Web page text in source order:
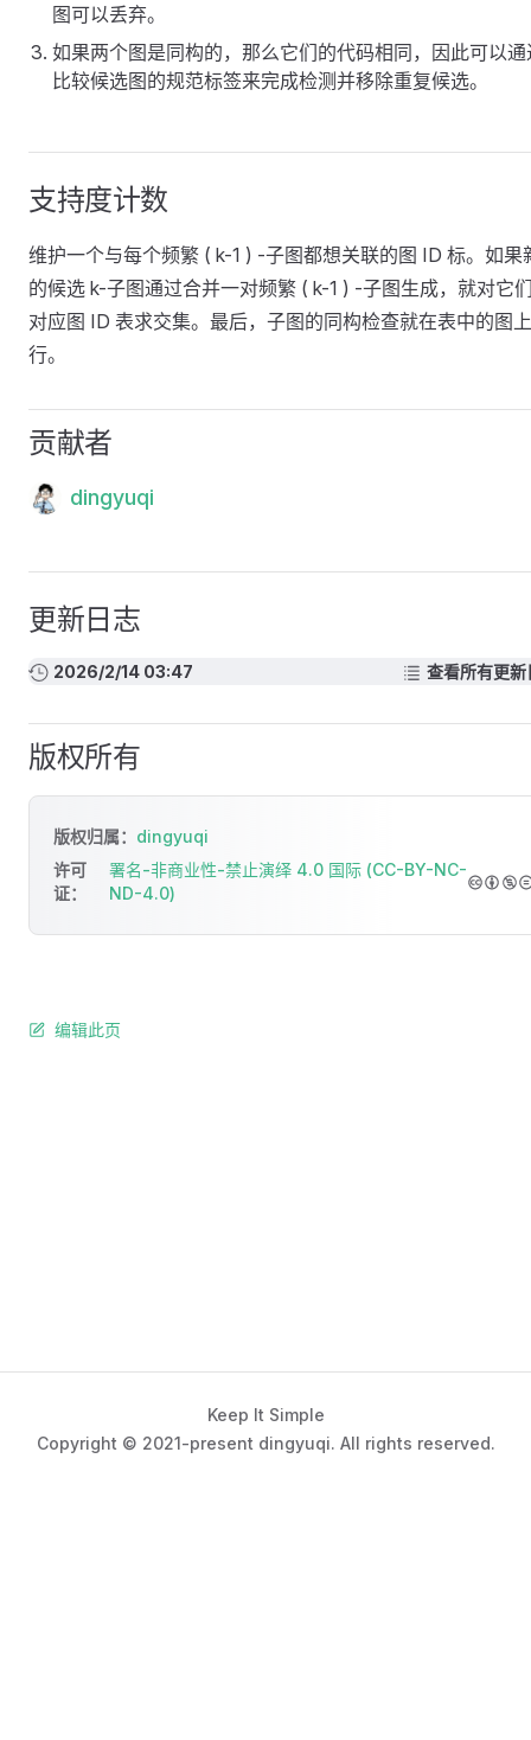
图可以丢弃。
如果两个图是同构的，那么它们的代码相同，因此可以通
比较候选图的规范标签来完成检测并移除重复候选。
支持度计数
维护一个与每个频繁 ( k-1 ) -子图都想关联的图 ID 标。如果
的候选 k-子图通过合并一对频繁 ( k-1 ) -子图生成，就对它
对应图 ID 表求交集。最后，子图的同构检查就在表中的图
行。
贡献者
dingyuqi
更新日志
2026/2/14 03:47 查看所有更新
版权所有
版权归属： dingyuqi
许可
证：
署名-非商业性-禁止演绎 4.0 国际 (CC-BY-NC-
ND-4.0)
编辑此页
Keep It Simple
Copyright © 2021-present dingyuqi. All rights reserved.